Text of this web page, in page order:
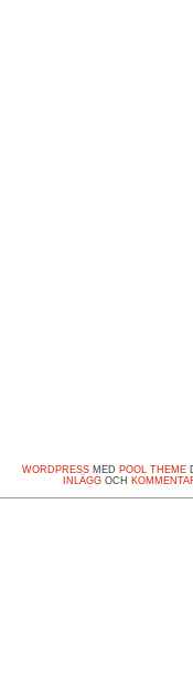
WORDPRESSMED POOL THEME
INLÄGGOCH